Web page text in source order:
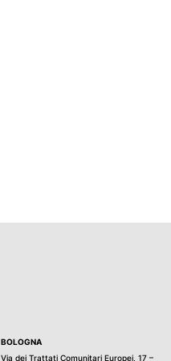
BOLOGNA
Via dei Trattati Comunitari Europei, 17 –